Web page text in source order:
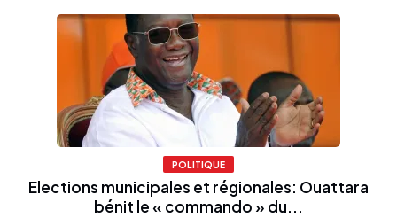
POLITIQUE
Elections municipales et régionales: Ouattara
bénit le « commando » du...